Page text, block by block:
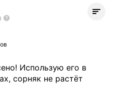
Использую его в
сорняк не растёт